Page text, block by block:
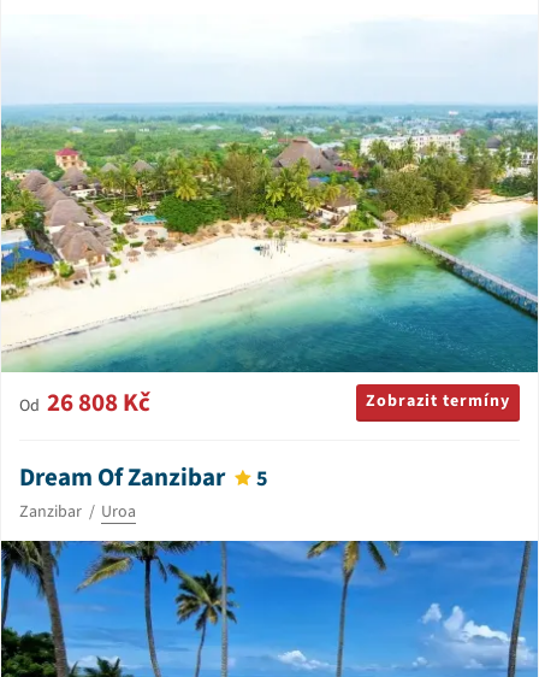
Od 26 808 Kč Zobrazit termíny
Dream Of Zanzibar 5
Zanzibar Uroa